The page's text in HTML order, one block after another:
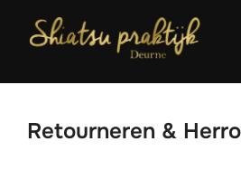
inhoud
Retourneren &